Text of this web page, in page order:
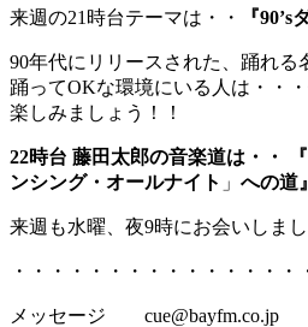
来週の21時台テーマは・・ 『90’s
90年代にリリースされた、踊れる
踊ってOKな環境にいる人は・・
楽しみましょう！！
22時台 藤田太郎の音楽道は・・
ンシング・オールナイト 」 への道
来週も水曜、夜9時にお会いしまし
・・・・・・・・・・・・・・・
メッセージ cue@bayfm.co.jp